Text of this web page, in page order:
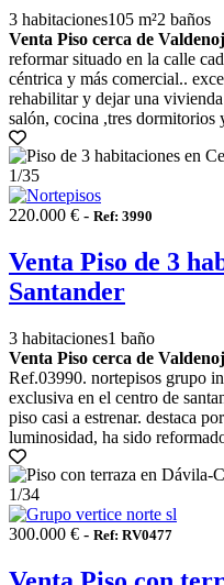
3 habitaciones105 m²2 baños
Venta Piso cerca de
reformar situado en la calle
céntrica y más comercial..
rehabilitar y dejar una
salón, cocina ,tres dormitorios
1/35
220.000 € - Ref: 3990
Venta Piso de 3
Santander
3 habitaciones1 baño
Venta Piso cerca de
Ref.03990. nortepisos grupo
exclusiva en el centro de
piso casi a estrenar. destaca
luminosidad, ha sido
1/34
300.000 € - Ref: RV0477